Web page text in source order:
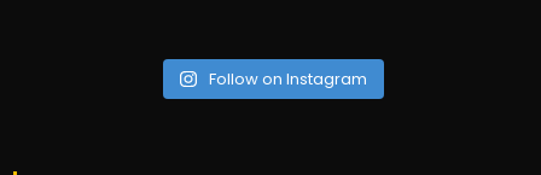
Follow on Instagram